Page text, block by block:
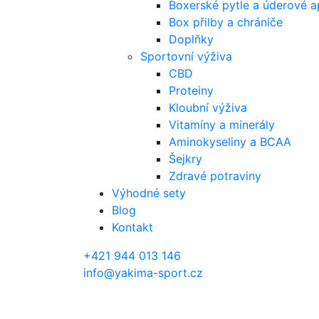
Boxerské pytle a úderové
Box přilby a chrániče
Doplňky
Sportovní výživa
CBD
Proteiny
Kloubní výživa
Vitamíny a minerály
Aminokyseliny a BCAA
Šejkry
Zdravé potraviny
Výhodné sety
Blog
Kontakt
+421 944 013 146
info@yakima-sport.cz